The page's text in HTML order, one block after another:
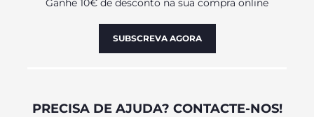
Ganhe 10€ de desconto na sua compra online
SUBSCREVA AGORA
PRECISA DE AJUDA? CONTACTE-NOS!